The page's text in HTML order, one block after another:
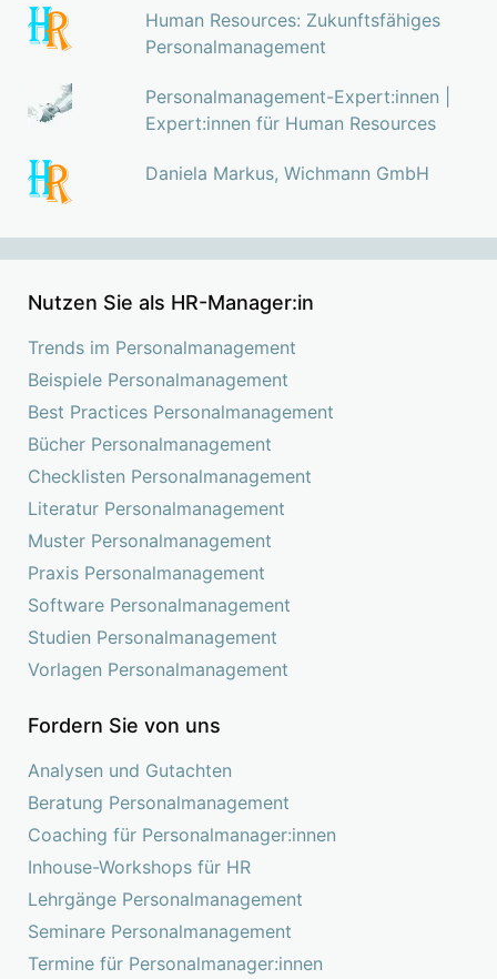
Human Resources: Zukunftsfähiges
Personalmanagement
Personalmanagement-Expert:innen |
Expert:innen für Human Resources
Daniela Markus, Wichmann GmbH
Nutzen Sie als HR-Manager:in
Trends im Personalmanagement
Beispiele Personalmanagement
Best Practices Personalmanagement
Bücher Personalmanagement
Checklisten Personalmanagement
Literatur Personalmanagement
Muster Personalmanagement
Praxis Personalmanagement
Software Personalmanagement
Studien Personalmanagement
Vorlagen Personalmanagement
Fordern Sie von uns
Analysen und Gutachten
Beratung Personalmanagement
Coaching für Personalmanager:innen
Inhouse-Workshops für HR
Lehrgänge Personalmanagement
Seminare Personalmanagement
Termine für Personalmanager:innen